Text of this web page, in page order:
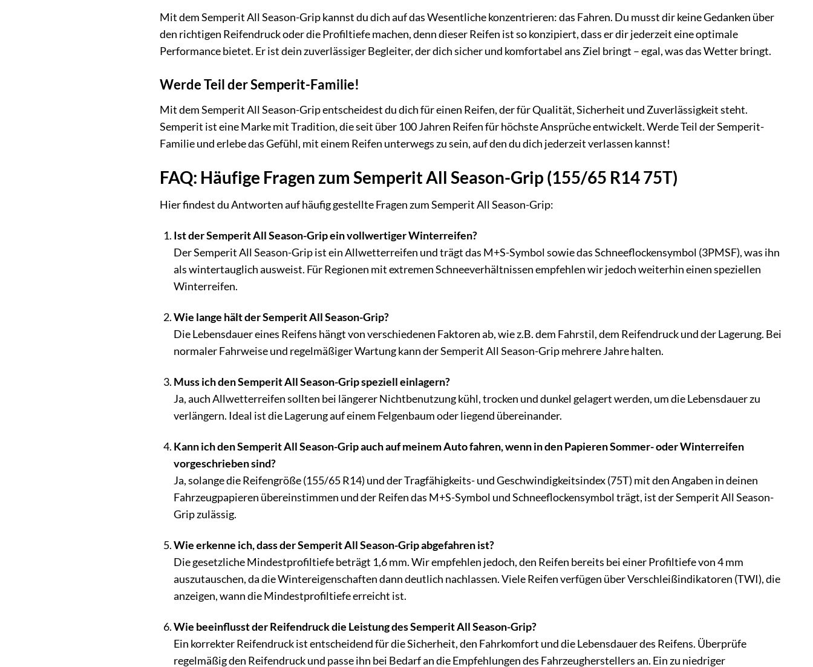
Mit dem Semperit All Season-Grip kannst du dich auf das Wesentliche konzentrieren: das Fahren. Du musst dir keine Gedanken über
den richtigen Reifendruck oder die Profiltiefe machen, denn dieser Reifen ist so konzipiert, dass er dir jederzeit eine optimale
Performance bietet. Er ist dein zuverlässiger Begleiter, der dich sicher und komfortabel ans Ziel bringt – egal, was das Wetter bringt.
Werde Teil der Semperit-Familie!
Mit dem Semperit All Season-Grip entscheidest du dich für einen Reifen, der für Qualität, Sicherheit und Zuverlässigkeit steht.
Semperit ist eine Marke mit Tradition, die seit über 100 Jahren Reifen für höchste Ansprüche entwickelt. Werde Teil der Semperit-
Familie und erlebe das Gefühl, mit einem Reifen unterwegs zu sein, auf den du dich jederzeit verlassen kannst!
FAQ: Häufige Fragen zum Semperit All Season-Grip (155/65 R14 75T)
Hier findest du Antworten auf häufig gestellte Fragen zum Semperit All Season-Grip:
Ist der Semperit All Season-Grip ein vollwertiger Winterreifen?
Der Semperit All Season-Grip ist ein Allwetterreifen und trägt das M+S-Symbol sowie das Schneeflockensymbol (3PMSF), was ihn
als wintertauglich ausweist. Für Regionen mit extremen Schneeverhältnissen empfehlen wir jedoch weiterhin einen speziellen
Winterreifen.
Wie lange hält der Semperit All Season-Grip?
Die Lebensdauer eines Reifens hängt von verschiedenen Faktoren ab, wie z.B. dem Fahrstil, dem Reifendruck und der Lagerung. Bei
normaler Fahrweise und regelmäßiger Wartung kann der Semperit All Season-Grip mehrere Jahre halten.
Muss ich den Semperit All Season-Grip speziell einlagern?
Ja, auch Allwetterreifen sollten bei längerer Nichtbenutzung kühl, trocken und dunkel gelagert werden, um die Lebensdauer zu
verlängern. Ideal ist die Lagerung auf einem Felgenbaum oder liegend übereinander.
Kann ich den Semperit All Season-Grip auch auf meinem Auto fahren, wenn in den Papieren Sommer- oder Winterreifen
vorgeschrieben sind?
Ja, solange die Reifengröße (155/65 R14) und der Tragfähigkeits- und Geschwindigkeitsindex (75T) mit den Angaben in deinen
Fahrzeugpapieren übereinstimmen und der Reifen das M+S-Symbol und Schneeflockensymbol trägt, ist der Semperit All Season-
Grip zulässig.
Wie erkenne ich, dass der Semperit All Season-Grip abgefahren ist?
Die gesetzliche Mindestprofiltiefe beträgt 1,6 mm. Wir empfehlen jedoch, den Reifen bereits bei einer Profiltiefe von 4 mm
auszutauschen, da die Wintereigenschaften dann deutlich nachlassen. Viele Reifen verfügen über Verschleißindikatoren (TWI), die
anzeigen, wann die Mindestprofiltiefe erreicht ist.
Wie beeinflusst der Reifendruck die Leistung des Semperit All Season-Grip?
Ein korrekter Reifendruck ist entscheidend für die Sicherheit, den Fahrkomfort und die Lebensdauer des Reifens. Überprüfe
regelmäßig den Reifendruck und passe ihn bei Bedarf an die Empfehlungen des Fahrzeugherstellers an. Ein zu niedriger